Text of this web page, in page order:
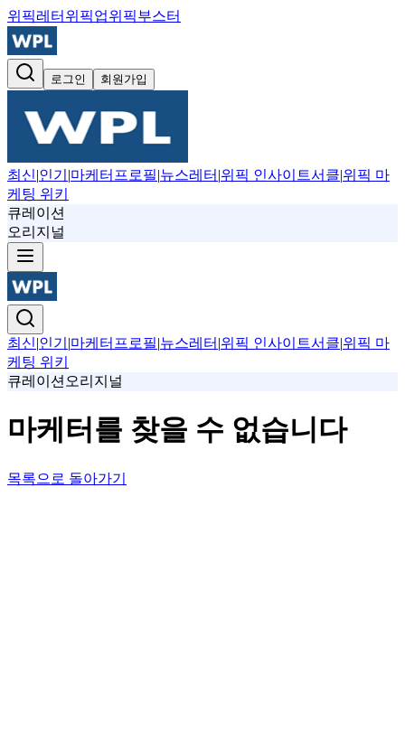
위픽레터 위픽업위픽부스터
로그인 회원가입
최신|인기 |마케터프로필|뉴스레터 |위픽 인사이트서클|위픽 마
케팅 위키
큐레이션
오리지널
최신|인기 |마케터프로필|뉴스레터 |위픽 인사이트서클|위픽 마
케팅 위키
큐레이션 오리지널
마케터를 찾을 수 없습니다
목록으로 돌아가기